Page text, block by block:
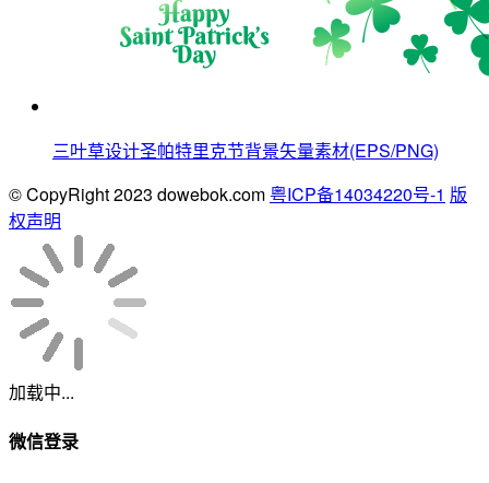
三叶草设计圣帕特里克节背景矢量素材(EPS/PNG)
© CopyRight 2023 dowebok.com 粤ICP备14034220号-1 版
权声明
加载中...
微信登录